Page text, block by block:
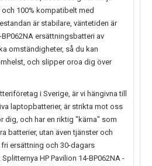
100% kompatibelt med
är stabilare, väntetiden är
ersättningsbatteri av
omständigheter, så du kan
och slipper oroa dig över
i Sverige, är vi hängivna till
laptopbatterier, är strikta mot oss
dig, och har en riktig "kärna" som
batterier, utan även tjänster och
ersättning och 30-dagars
HP Pavilion 14-BP062NA -